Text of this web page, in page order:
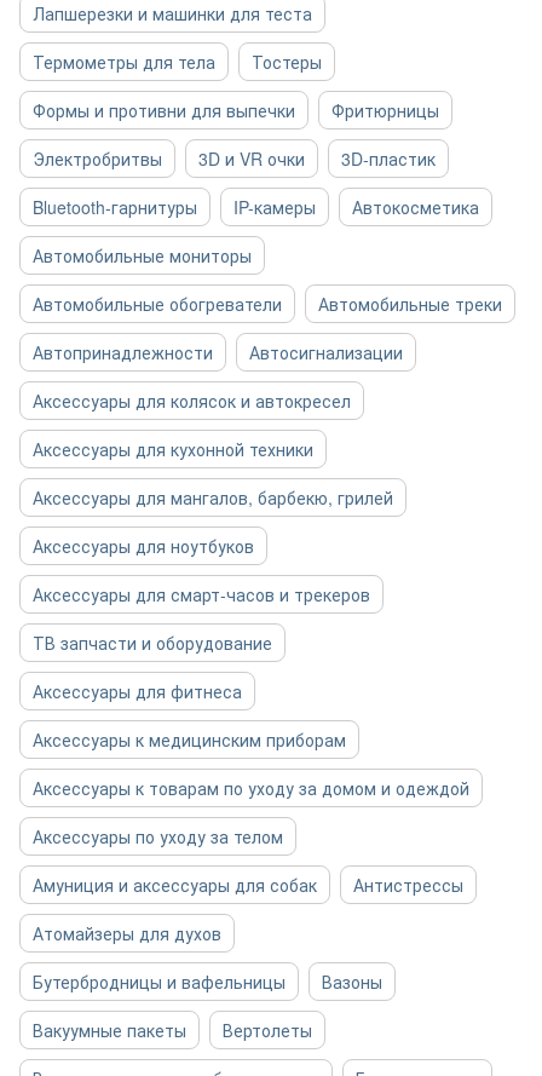
Лапшерезки и машинки для теста
Термометры для тела
Тостеры
Формы и противни для выпечки
Фритюрницы
Электробритвы
3D и VR очки
3D-пластик
Bluetooth-гарнитуры
IP-камеры
Автокосметика
Автомобильные мониторы
Автомобильные обогреватели
Автомобильные треки
Автопринадлежности
Автосигнализации
Аксессуары для колясок и автокресел
Аксессуары для кухонной техники
Аксессуары для мангалов, барбекю, грилей
Аксессуары для ноутбуков
Аксессуары для смарт-часов и трекеров
ТВ запчасти и оборудование
Аксессуары для фитнеса
Аксессуары к медицинским приборам
Аксессуары к товарам по уходу за домом и одеждой
Аксессуары по уходу за телом
Амуниция и аксессуары для собак
Антистрессы
Атомайзеры для духов
Бутербродницы и вафельницы
Вазоны
Вакуумные пакеты
Вертолеты